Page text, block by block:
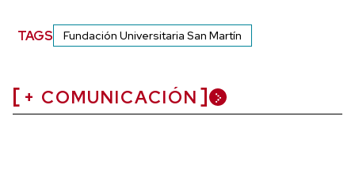
TAGS Fundación Universitaria San Martín
+ COMUNICACIÓN